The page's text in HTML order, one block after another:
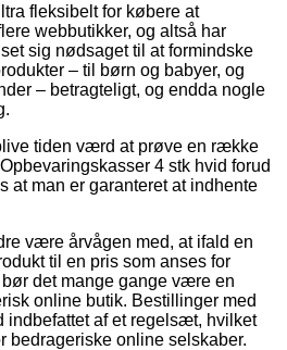
fleksibelt for købere at
webbutikker, og altså har
sig nødsaget til at formindske
– til børn og babyer, og
– betragteligt, og endda nogle
tiden værd at prøve en række
4 stk hvid forud
at man er garanteret at indhente
være årvågen med, at ifald en
til en pris som anses for
det mange gange være en
online butik. Bestillinger med
indbefattet af et regelsæt, hvilket
bedrageriske online selskaber.